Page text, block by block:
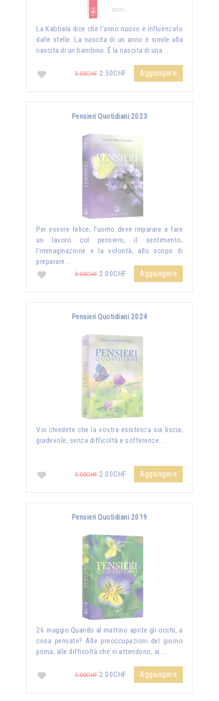
La Kabbala dice che l'anno nuovo è influenzato
dalle stelle. La nascita di un anno è simile alla
nascita di un bambino. É la nascita di una …
5.00CHF2.50CHF Aggiungere
Pensieri Quotidiani 2023
Per essere felice, l’uomo deve imparare a fare
un lavoro col pensiero, il sentimento,
l’immaginazione e la volontà, allo scopo di
preparare …
5.00CHF2.00CHF Aggiungere
Pensieri Quotidiani 2024
Voi chiedete che la vostra esistenza sia liscia,
gradevole, senza difficoltà e sofferenze...
5.00CHF2.00CHF Aggiungere
Pensieri Quotidiani 2019
26 maggio:Quando al mattino aprite gli occhi, a
cosa pensate? Alle preoccupazioni del giorno
prima, alle difficoltà che vi attendono, ai …
5.00CHF2.00CHF Aggiungere